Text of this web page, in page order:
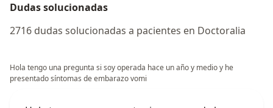
Dudas solucionadas
2716 dudas solucionadas a pacientes en Doctoralia
Hola tengo una pregunta si soy operada hace un año y medio y he
presentado síntomas de embarazo vomi